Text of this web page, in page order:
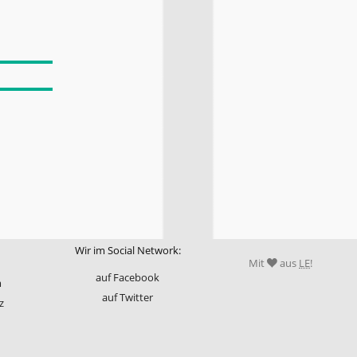
Wir im Social Network:
auf Facebook
auf Twitter
Mit aus LE!